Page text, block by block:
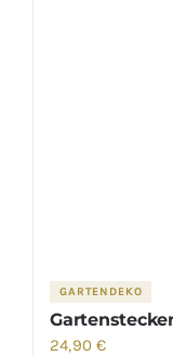
GARTENDEKO
24,90€